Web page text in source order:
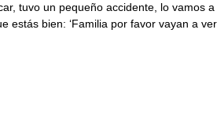
tuvo un pequeño accidente, lo vamos
bien: ‘Familia por favor vayan a